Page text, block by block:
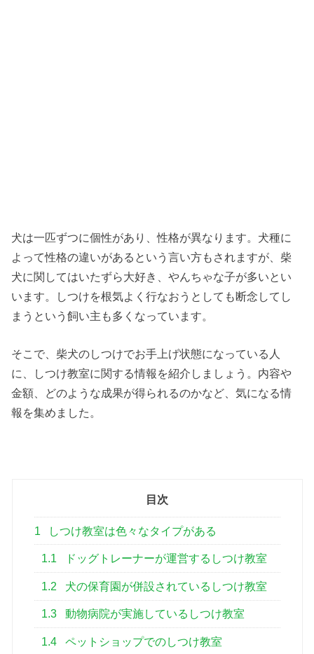
犬は一匹ずつに個性があり、性格が異なります。犬種に
よって性格の違いがあるという言い方もされますが、柴
犬に関してはいたずら大好き、やんちゃな子が多いとい
います。しつけを根気よく行なおうとしても断念してし
まうという飼い主も多くなっています。
そこで、柴犬のしつけでお手上げ状態になっている人
に、しつけ教室に関する情報を紹介しましょう。内容や
金額、どのような成果が得られるのかなど、気になる情
報を集めました。
目次
1 しつけ教室は色々なタイプがある
1.1 ドッグトレーナーが運営するしつけ教室
1.2 犬の保育園が併設されているしつけ教室
1.3 動物病院が実施しているしつけ教室
1.4 ペットショップでのしつけ教室